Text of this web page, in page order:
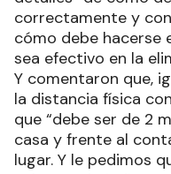
correctamente y
cómo debe hacerse
sea efectivo en la
Y comentaron que,
la distancia física
que “debe ser de 2
casa y frente al
lugar. Y le pedimos